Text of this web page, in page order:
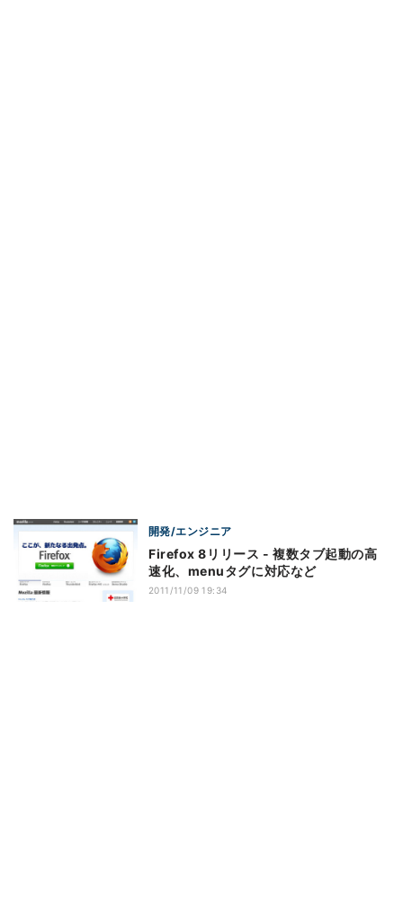
開発/エンジニア
Firefox 8リリース - 複数タブ起動の高
速化、menuタグに対応など
2011/11/09 19:34